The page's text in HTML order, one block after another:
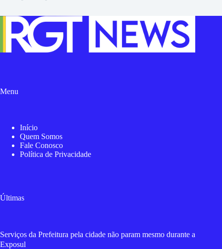
Menu
Início
Quem Somos
Fale Conosco
Política de Privacidade
Últimas
Serviços da Prefeitura pela cidade não param mesmo durante a
Exposul